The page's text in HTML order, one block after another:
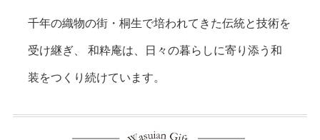
千年の織物の街・桐生で培われてきた伝統と技術を
受け継ぎ、 和粋庵は、日々の暮らしに寄り添う和
装をつくり続けています。